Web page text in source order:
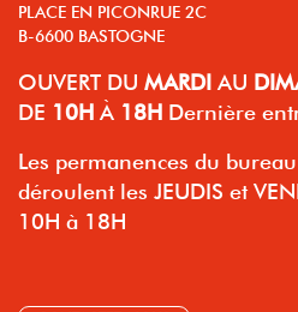
PLACE EN PICONRUE 2C
B-6600 BASTOGNE
OUVERT DU MARDI AU
DE 10H À 18H Dernière
Les permanences du bureau
déroulent les JEUDIS et
10H à 18H